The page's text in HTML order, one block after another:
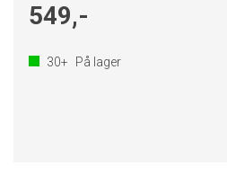
549,-
30+ På lager